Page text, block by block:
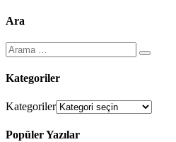
Ara
Kategoriler
Kategoriler
Popüler Yazılar